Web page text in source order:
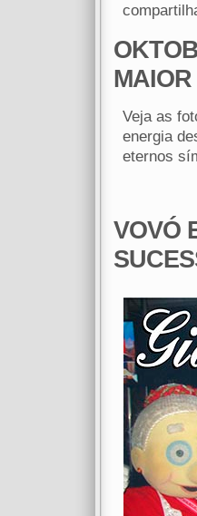
Veja as
energia
eternos
VOVÓ